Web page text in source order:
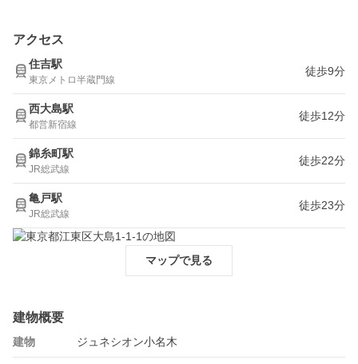
アクセス
住吉駅
東京メトロ半蔵門線
徒歩9分
西大島駅
都営新宿線
徒歩12分
錦糸町駅
JR総武線
徒歩22分
亀戸駅
JR総武線
徒歩23分
マップで見る
建物概要
建物 ジュネシオン小名木